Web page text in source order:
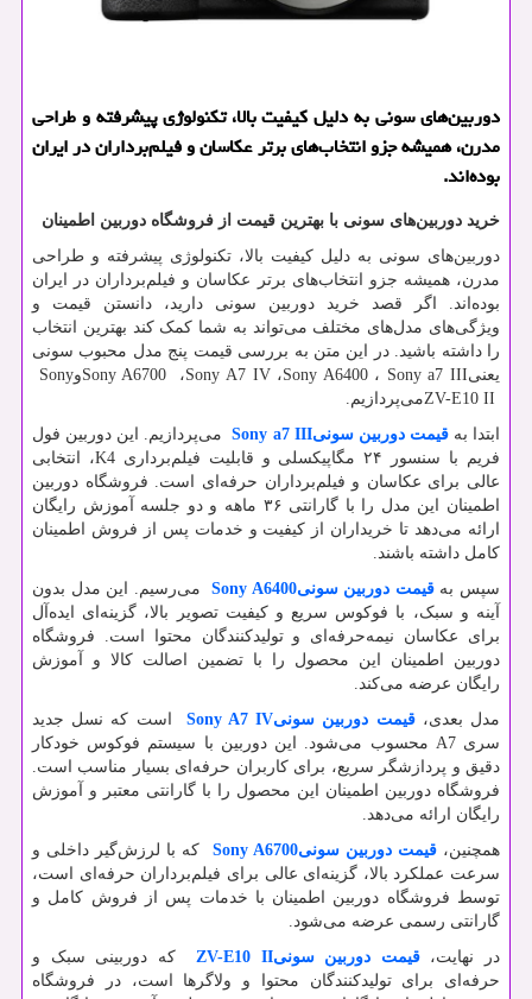
دوربین‌های سونی به دلیل کیفیت بالا، تکنولوژی پیشرفته و طراحی
مدرن، همیشه جزو انتخاب‌های برتر عکاسان و فیلم‌برداران در ایران
بوده‌اند.
خرید دوربین‌های سونی با بهترین قیمت از فروشگاه دوربین اطمینان
دوربین‌های سونی به دلیل کیفیت بالا، تکنولوژی پیشرفته و طراحی
مدرن، همیشه جزو انتخاب‌های برتر عکاسان و فیلم‌برداران در ایران
بوده‌اند. اگر قصد خرید دوربین سونی دارید، دانستن قیمت و
ویژگی‌های مدل‌های مختلف می‌تواند به شما کمک کند بهترین انتخاب
را داشته باشید. در این متن به بررسی قیمت پنج مدل محبوب سونی
یعنیSony a7 III ،Sony A6400،Sony A7 IV، Sony A6700وSony
ZV-E10 IIمی‌پردازیم.
ابتدا بهقیمت دوربین سونیSony a7 III می‌پردازیم. این دوربین فول
فریم با سنسور ۲۴ مگاپیکسلی و قابلیت فیلم‌برداری 4
K، انتخابی
عالی برای عکاسان و فیلم‌برداران حرفه‌ای است. فروشگاه دوربین
اطمینان این مدل را با گارانتی ۳۶ ماهه و دو جلسه آموزش رایگان
ارائه می‌دهد تا خریداران از کیفیت و خدمات پس از فروش اطمینان
کامل داشته باشند.
سپس بهقیمت دوربین سونیSony A6400
می‌رسیم. این مدل بدون
آینه و سبک، با فوکوس سریع و کیفیت تصویر بالا، گزینه‌ای ایده‌آل
برای عکاسان نیمه‌حرفه‌ای و تولیدکنندگان محتوا است. فروشگاه
دوربین اطمینان این محصول را با تضمین اصالت کالا و آموزش
رایگان عرضه می‌کند.
مدل بعدی،قیمت دوربین سونیSony A7 IV
است که نسل جدید
سری A7 محسوب می‌شود. این دوربین با سیستم فوکوس خودکار
دقیق و پردازشگر سریع، برای کاربران حرفه‌ای بسیار مناسب است.
فروشگاه دوربین اطمینان این محصول را با گارانتی معتبر و آموزش
رایگان ارائه می‌دهد.
همچنین،قیمت دوربین سونیSony A6700
که با لرزش‌گیر داخلی و
سرعت عملکرد بالا، گزینه‌ای عالی برای فیلم‌برداران حرفه‌ای است،
توسط فروشگاه دوربین اطمینان با خدمات پس از فروش کامل و
گارانتی رسمی عرضه می‌شود.
در نهایت،قیمت دوربین سونیZV-E10 II
که دوربینی سبک و
حرفه‌ای برای تولیدکنندگان محتوا و ولاگرها است، در فروشگاه